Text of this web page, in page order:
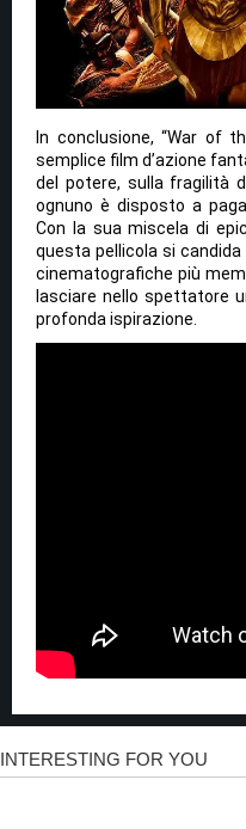
In conclusione, “War of
semplice film d’azione
del potere, sulla fragilità
ognuno è disposto a
Con la sua miscela di
questa pellicola si
cinematografiche più
lasciare nello spettatore
profonda ispirazione.